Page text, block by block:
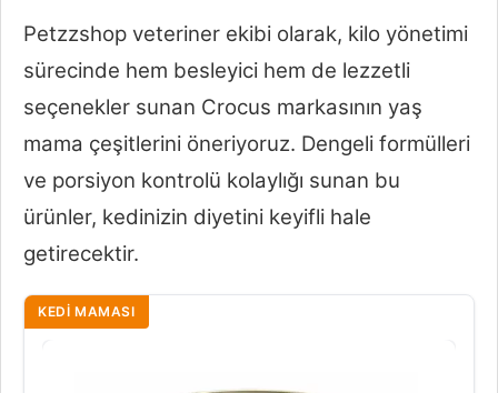
Petzzshop veteriner ekibi olarak, kilo yönetimi
sürecinde hem besleyici hem de lezzetli
seçenekler sunan Crocus markasının yaş
mama çeşitlerini öneriyoruz. Dengeli formülleri
ve porsiyon kontrolü kolaylığı sunan bu
ürünler, kedinizin diyetini keyifli hale
getirecektir.
KEDI MAMASI